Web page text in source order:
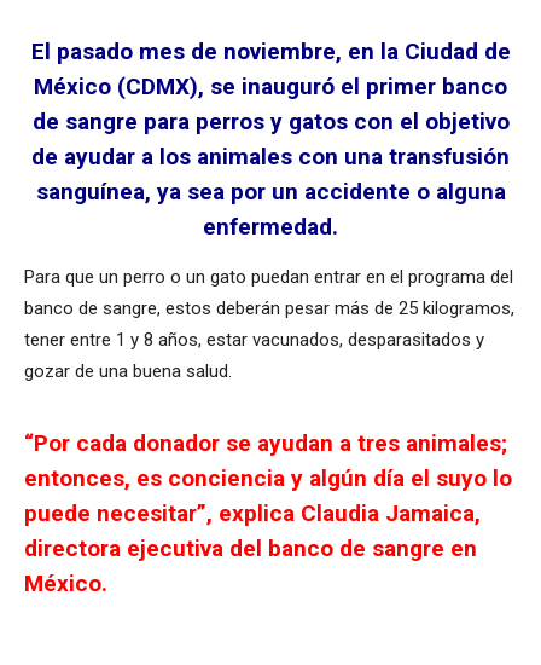
El pasado mes de noviembre, en la Ciudad de
México (CDMX), se inauguró el primer banco
de sangre para perros y gatos con el objetivo
de ayudar a los animales con una transfusión
sanguínea, ya sea por un accidente o alguna
enfermedad.
Para que un perro o un gato puedan entrar en el programa del
banco de sangre, estos deberán pesar más de 25 kilogramos,
tener entre 1 y 8 años, estar vacunados, desparasitados y
gozar de una buena salud.
“Por cada donador se ayudan a tres animales;
entonces, es conciencia y algún día el suyo lo
puede necesitar”, explica Claudia Jamaica,
directora ejecutiva del banco de sangre en
México.